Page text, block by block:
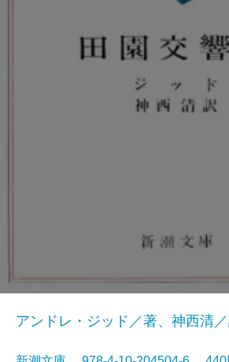
アンドレ・ジッド／著、神西清